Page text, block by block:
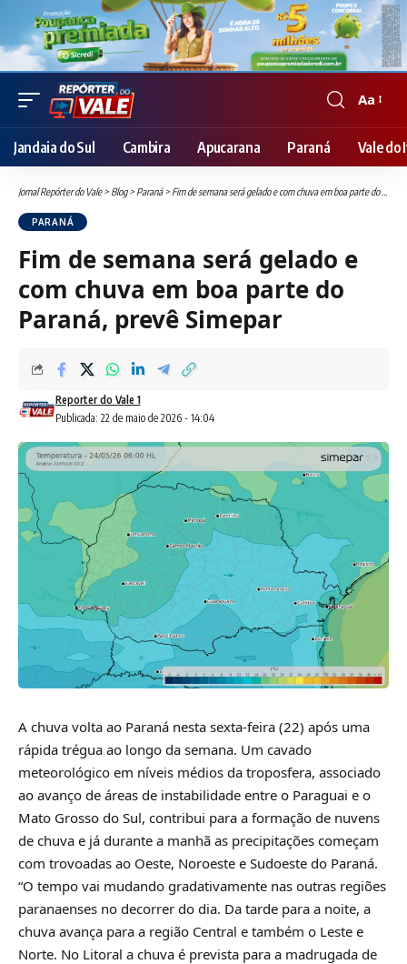
Font
Resizer
Aa
Jandaia do Sul Cambira Apucarana Paraná Vale do
Jornal Repórter do Vale> Blog> Paraná> Fim de semana será gelado e com chuva em boa parte do Paraná, prevê Simepar
PARANÁ
Fim de semana será gelado e
com chuva em boa parte do
Paraná, prevê Simepar
Publicada: 22 de maio de 2026 - 14:04
Reporter do Vale 1
A chuva volta ao Paraná nesta sexta-feira (22) após uma
rápida trégua ao longo da semana. Um cavado
meteorológico em níveis médios da troposfera, associado
ao avanço de áreas de instabilidade entre o Paraguai e o
Mato Grosso do Sul, contribui para a formação de nuvens
de chuva e já durante a manhã as precipitações começam
com trovoadas ao Oeste, Noroeste e Sudoeste do Paraná.
“O tempo vai mudando gradativamente nas outras regiões
paranaenses no decorrer do dia. Da tarde para a noite, a
chuva avança para a região Central e também o Leste e
Norte. No Litoral a chuva é prevista para a madrugada de